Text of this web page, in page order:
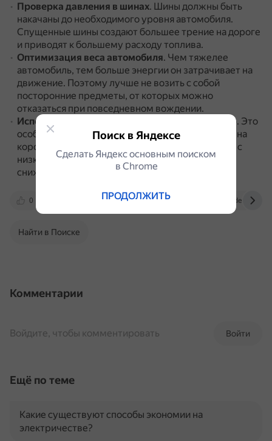
Проверка давления в шинах. Шины должны быть
накачаны до необходимого уровня автомобиля.
Спущенные шины создают большее трение на дороге
и приводят к большему расходу топлива.
Оптимизация веса автомобиля. Чем тяжелее
автомобиль, тем больше энергии он затрачивает на
движение. Поэтому лучше не возить с собой
посторонние предметы, от которых можно
отказаться при повседневном вождении.
Использование масла с пониженной вязкостью. Это
особенно важно при холодном пуске и поездках на
короткие расстояния.
При использовании масел с
низкой вязкостью расход топлива может быть
снижен более чем на 5%.
0 quto.ru www.drive2.ru topdetal.ru
Найти в Поиске
Комментарии
Войти
Войдите, чтобы комментировать
Ещё по теме
Какие существуют способы экономии на
электричестве?
Поиск в Яндексе
Сделать Яндекс основным поиском
в Сhrome
ПРОДОЛЖИТЬ